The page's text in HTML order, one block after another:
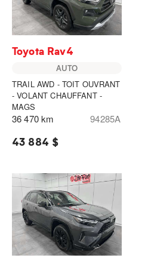
Toyota Rav4
AUTO
TRAIL AWD - TOIT OUVRANT
- VOLANT CHAUFFANT -
MAGS
36 470 km 94285A
43 884 $